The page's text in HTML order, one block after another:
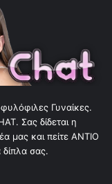
Γυναίκες.
Σας δίδεται η
μας και πείτε ΑΝΤΙΟ
δίπλα σας.